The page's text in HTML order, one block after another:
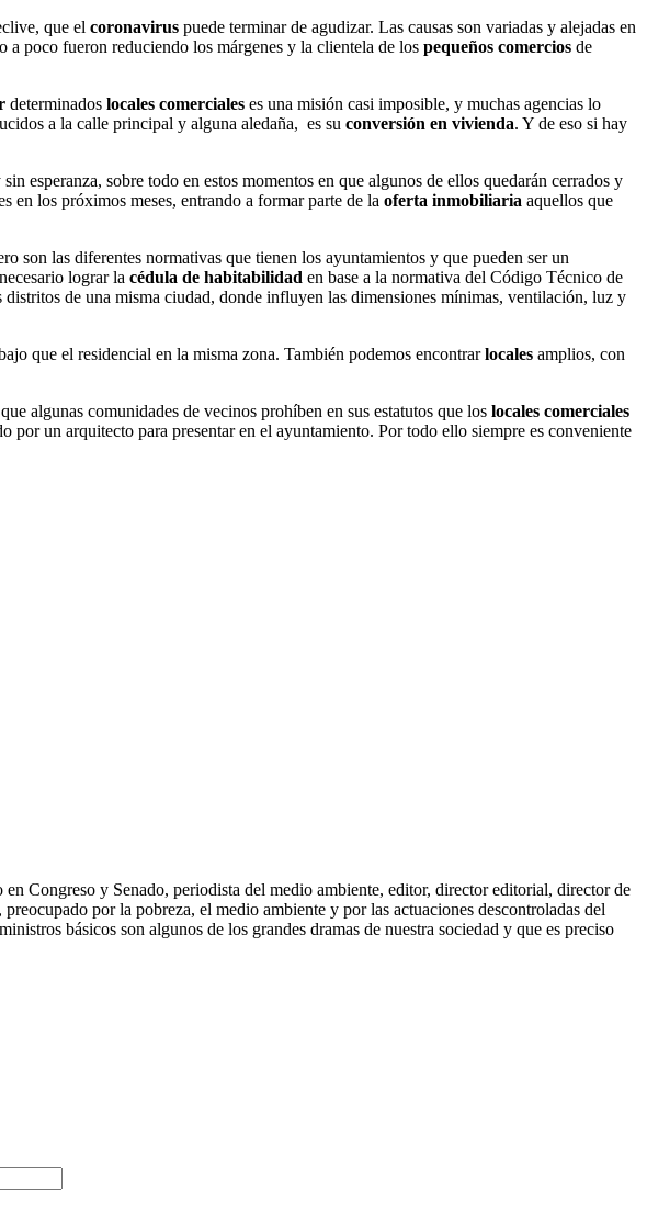
que el coronavirus puede terminar de agudizar. Las causas son variadas y alejadas en
a poco fueron reduciendo los márgenes y la clientela de los pequeños comercios de
determinados locales comerciales es una misión casi imposible, y muchas agencias lo
a la calle principal y alguna aledaña, es su conversión en vivienda. Y de eso si hay
esperanza, sobre todo en estos momentos en que algunos de ellos quedarán cerrados y
en los próximos meses, entrando a formar parte de la oferta inmobiliaria aquellos que
son las diferentes normativas que tienen los ayuntamientos y que pueden ser un
lograr la cédula de habitabilidad en base a la normativa del Código Técnico de
de una misma ciudad, donde influyen las dimensiones mínimas, ventilación, luz y
que el residencial en la misma zona. También podemos encontrarlocales amplios, con
algunas comunidades de vecinos prohíben en sus estatutos que los locales comerciales
un arquitecto para presentar en el ayuntamiento. Por todo ello siempre es conveniente
Congreso y Senado, periodista del medio ambiente, editor, director editorial, director de
por la pobreza, el medio ambiente y por las actuaciones descontroladas del
básicos son algunos de los grandes dramas de nuestra sociedad y que es preciso